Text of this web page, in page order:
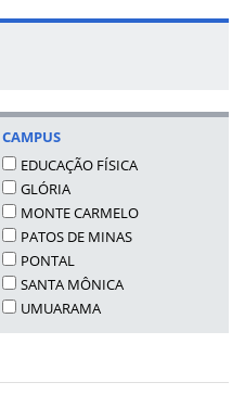
CAMPUS
EDUCAÇÃO FÍSICA
GLÓRIA
MONTE CARMELO
PATOS DE MINAS
PONTAL
SANTA MÔNICA
UMUARAMA